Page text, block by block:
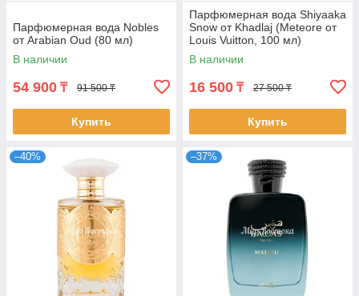
Парфюмерная вода Nobles
от Arabian Oud (80 мл)
В наличии
54 900 ₸ 91 500 ₸
Купить
Парфюмерная вода Shiyaaka
Snow от Khadlaj (Meteore от
Louis Vuitton, 100 мл)
В наличии
16 500 ₸ 27 500 ₸
Купить
–40% –37%